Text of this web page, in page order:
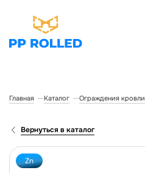
Главная Каталог Ограждения кровли
Вернуться в каталог
Zn